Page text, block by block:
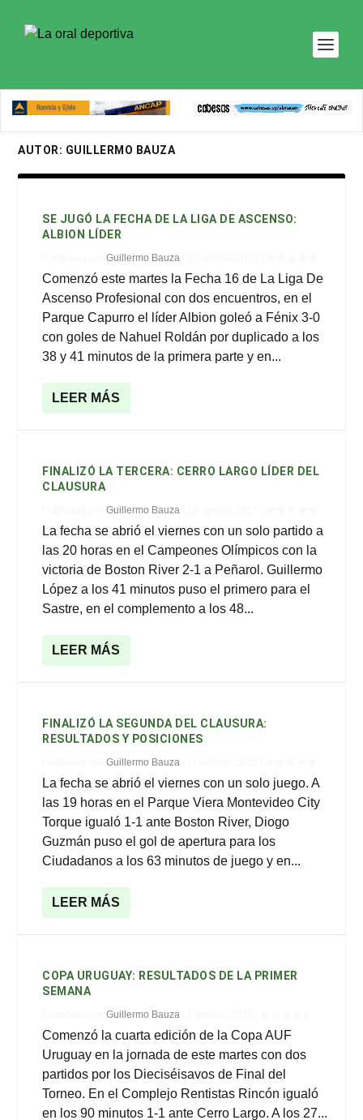
AUTOR: GUILLERMO BAUZA
SE JUGÓ LA FECHA DE LA LIGA DE ASCENSO:
ALBION LÍDER
Publicado porGuillermo Bauza
Comenzó este martes la Fecha 16 de La Liga De
Ascenso Profesional con dos encuentros, en el
Parque Capurro el líder Albion goleó a Fénix 3-0
con goles de Nahuel Roldán por duplicado a los
38 y 41 minutos de la primera parte y en...
LEER MÁS
FINALIZÓ LA TERCERA: CERRO LARGO LÍDER DEL
CLAUSURA
Publicado porGuillermo Bauza
La fecha se abrió el viernes con un solo partido a
las 20 horas en el Campeones Olímpicos con la
victoria de Boston River 2-1 a Peñarol. Guillermo
López a los 41 minutos puso el primero para el
Sastre, en el complemento a los 48...
LEER MÁS
FINALIZÓ LA SEGUNDA DEL CLAUSURA:
RESULTADOS Y POSICIONES
Publicado porGuillermo Bauza
La fecha se abrió el viernes con un solo juego. A
las 19 horas en el Parque Viera Montevideo City
Torque igualó 1-1 ante Boston River, Diogo
Guzmán puso el gol de apertura para los
Ciudadanos a los 63 minutos de juego y en...
LEER MÁS
COPA URUGUAY: RESULTADOS DE LA PRIMER
SEMANA
Publicado porGuillermo Bauza
Comenzó la cuarta edición de la Copa AUF
Uruguay en la jornada de este martes con dos
partidos por los Dieciséisavos de Final del
Torneo. En el Complejo Rentistas Rincón igualó
en los 90 minutos 1-1 ante Cerro Largo. A los 27...